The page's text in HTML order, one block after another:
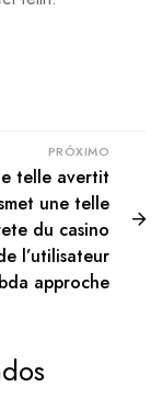
PRÓXIMO
telle avertit
une telle
du casino
l’utilisateur
approche